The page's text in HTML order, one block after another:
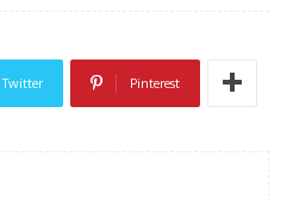
Twitter Pinterest